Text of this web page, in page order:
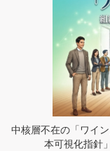
中核層不在の「ワイ
本可視化指針